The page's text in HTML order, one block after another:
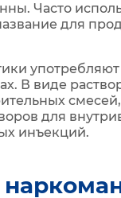
Часто
для
В виде
для
инъекций.